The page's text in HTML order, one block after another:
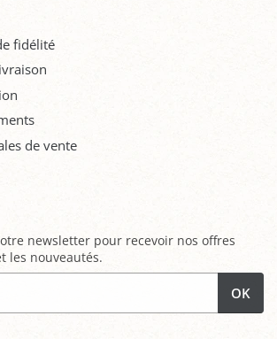
fidélité
de vente
newsletter pour recevoir nos offres
les nouveautés.
OK